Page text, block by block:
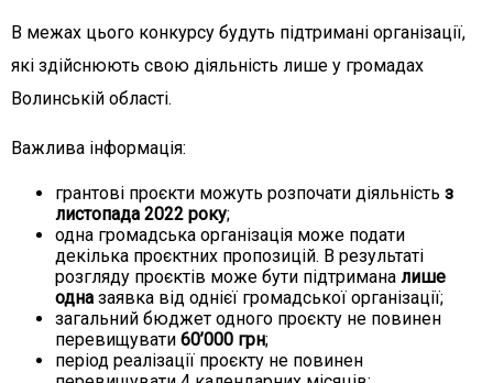
В межах цього конкурсу будуть підтримані організації,
які здійснюють свою діяльність лише у громадах
Волинській області.
Важлива інформація:
грантові проєкти можуть розпочати діяльність з
листопада 2022 року;
одна громадська організація може подати
декілька проєктних пропозицій. В результаті
розгляду проєктів може бути підтримана лише
одна заявка від однієї громадської організації;
загальний бюджет одного проєкту не повинен
перевищувати 60’000 грн;
період реалізації проєкту не повинен